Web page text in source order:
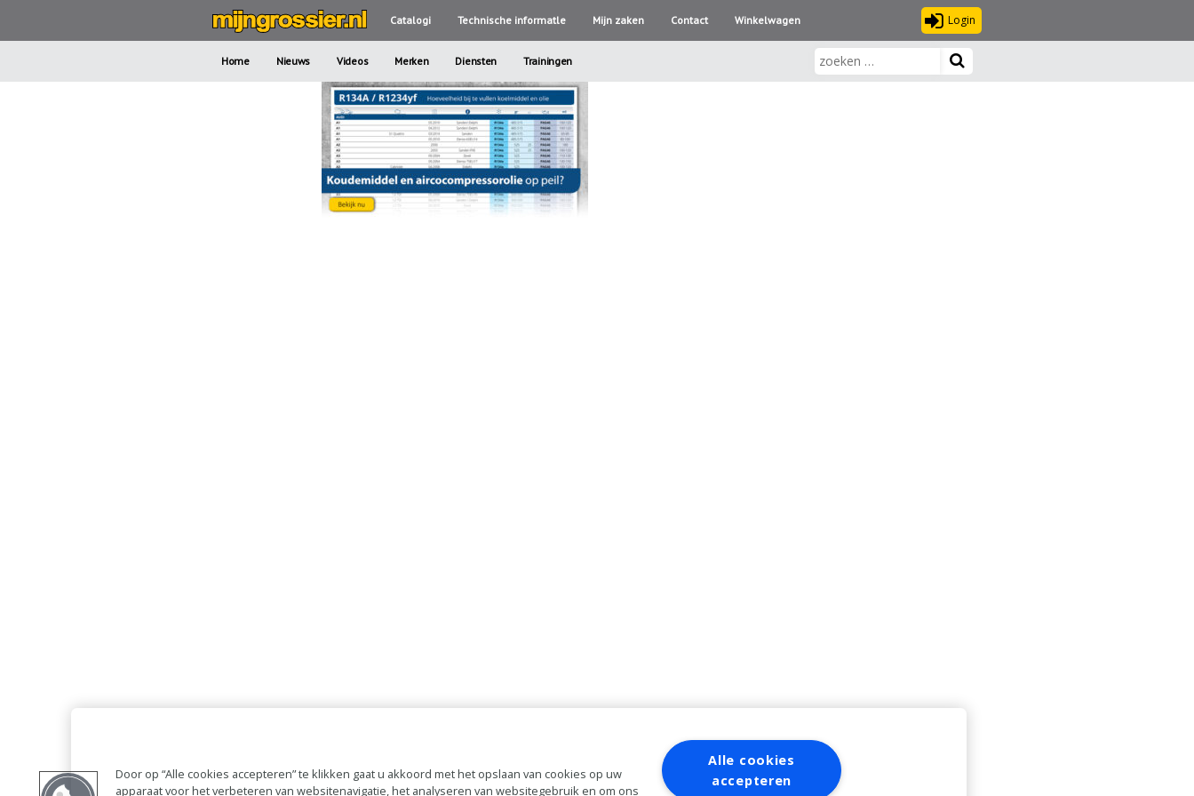
Catalogi Technische informatle Mijn zaken Contact Winkelwagen Login
Home Nieuws Videos Merken Diensten Trainingen
Door op “Alle cookies accepteren” te klikken gaat u akkoord met het opslaan van cookies op uw
apparaat voor het verbeteren van websitenavigatie, het analyseren van websitegebruik en om ons
Alle cookies
accepteren